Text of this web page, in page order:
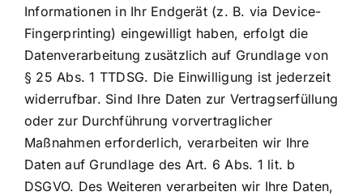
Informationen in Ihr Endgerät (z. B. via Device-
Fingerprinting) eingewilligt haben, erfolgt die
Datenverarbeitung zusätzlich auf Grundlage von
§ 25 Abs. 1 TTDSG. Die Einwilligung ist jederzeit
widerrufbar. Sind Ihre Daten zur Vertragserfüllung
oder zur Durchführung vorvertraglicher
Maßnahmen erforderlich, verarbeiten wir Ihre
Daten auf Grundlage des Art. 6 Abs. 1 lit. b
DSGVO. Des Weiteren verarbeiten wir Ihre Daten,